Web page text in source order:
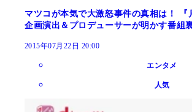
マツコが本気で大激怒事件の真相は！ 『
企画演出＆プロデューサーが明かす番組
2015年07月22日 20:00
エンタメ
人気